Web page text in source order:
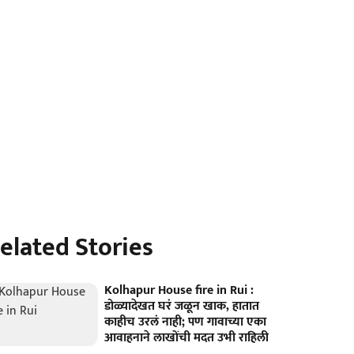
Stories
Kolhapur House fire in Rui :
डोळ्यादेखत घरं जळून खाक, हातात
काहीच उरलं नाही; पण गावाच्या एका
आवाहनाने लाखोंची मदत उभी राहिली